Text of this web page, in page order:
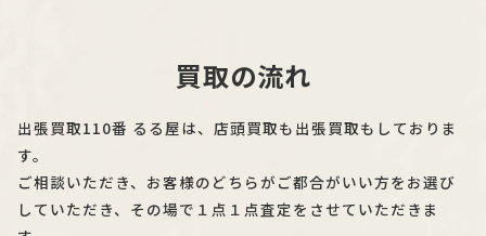
買取の流れ
出張買取110番 るる屋は、店頭買取も出張買取もしておりま
す。
ご相談いただき、お客様のどちらがご都合がいい方をお選び
していただき、その場で１点１点査定をさせていただきま